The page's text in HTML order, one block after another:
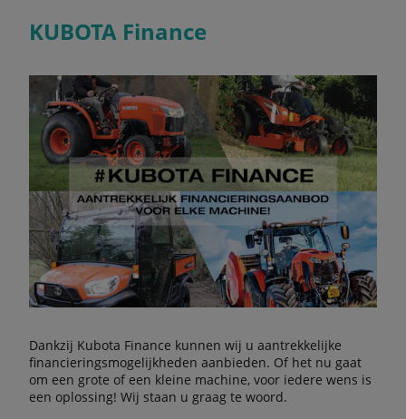
KUBOTA Finance
Dankzij Kubota Finance kunnen wij u aantrekkelijke
financieringsmogelijkheden aanbieden. Of het nu gaat
om een grote of een kleine machine, voor iedere wens is
een oplossing! Wij staan u graag te woord.